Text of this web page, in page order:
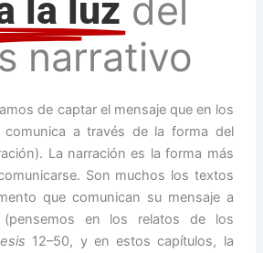
la luz del
narrativo
de captar el mensaje que en los
a través de la forma del
La narración es la forma más
Son muchos los textos
que comunican su mensaje a
en los relatos de los
12–50, y en estos capítulos, la